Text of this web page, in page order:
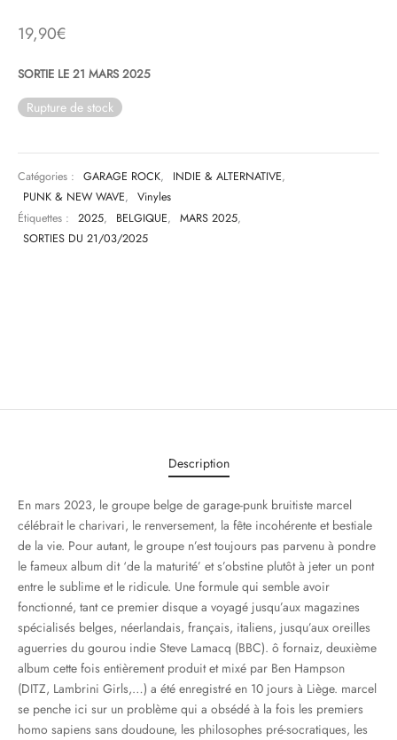
19,90€
SORTIE LE 21 MARS 2025
Rupture de stock
Catégories : GARAGE ROCK, INDIE & ALTERNATIVE,
PUNK & NEW WAVE,
Vinyles
Étiquettes :
2025, BELGIQUE, MARS 2025,
SORTIES DU 21/03/2025
Description
En mars 2023, le groupe belge de garage-punk bruitiste marcel
célébrait le charivari, le renversement, la fête incohérente et bestiale
de la vie. Pour autant, le groupe n’est toujours pas parvenu à pondre
le fameux album dit ‘de la maturité’ et s’obstine plutôt à jeter un pont
entre le sublime et le ridicule. Une formule qui semble avoir
fonctionné, tant ce premier disque a voyagé jusqu’aux magazines
spécialisés belges, néerlandais, français, italiens, jusqu’aux oreilles
aguerries du gourou indie Steve Lamacq (BBC). ô fornaiz, deuxième
album cette fois entièrement produit et mixé par Ben Hampson
(DITZ, Lambrini Girls,…) a été enregistré en 10 jours à Liège. marcel
se penche ici sur un problème qui a obsédé à la fois les premiers
homo sapiens sans doudoune, les philosophes pré-socratiques, les
HIP-HOP
MUSIQUES IMPROVISEES
DU MONDE
CLASSIQUE